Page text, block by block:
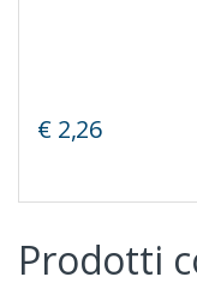
€ 2,26
Prodotti